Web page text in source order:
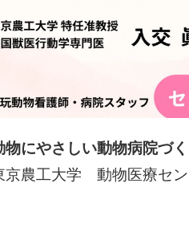
物にやさしい動物病院づ
農工大学 動物医療セン